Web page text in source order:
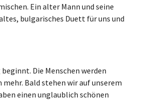
Ein alter Mann und seine
bulgarisches Duett für uns und
Die Menschen werden
mehr. Bald stehen wir auf unserem
einen unglaublich schönen